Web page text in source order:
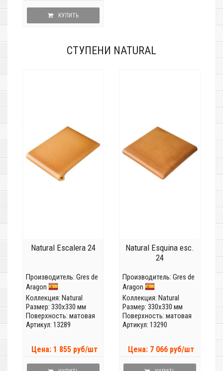
КУПИТЬ
СТУПЕНИ NATURAL
Natural Escalera 24
Производитель: Gres de
Aragon
Коллекция: Natural
Размер: 330x330 мм
Поверхность: матовая
Артикул: 13289
Цена: 1 855 руб/шт
Natural Esquina esc.
24
Производитель: Gres de
Aragon
Коллекция: Natural
Размер: 330x330 мм
Поверхность: матовая
Артикул: 13290
Цена: 7 066 руб/шт